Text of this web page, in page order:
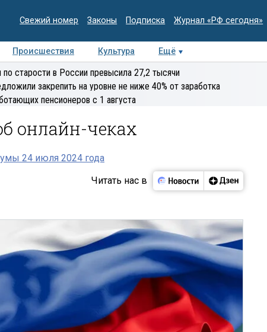
Свежий номер Законы Подписка Журнал «РФ сегодня»
Происшествия Культура Ещё
Интервью Колумнисты
экспертиза
старости в России превысила 27,2 тысячи
закрепить на уровне не ниже 40% от заработка
пенсионеров с 1 августа
онлайн-чеках
24 июля 2024 года
Читать нас в